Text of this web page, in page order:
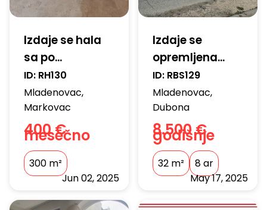
Izdaje se hala
sa po...
ID: RH130
Mladenovac,
Markovac
400 €
mesečno
300 m²
Jun 02, 2025
Izdaje se
opremljena...
ID: RBS129
Mladenovac,
Dubona
8.500 €
godišnje
32 m²
8 ar
May 17, 2025